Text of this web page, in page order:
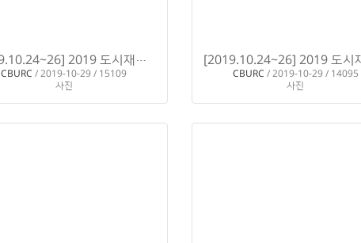
H [2019.10.24~26] 2019 도시재생한마당 in 순천Ⅱ H
CBURC / 2019-10-29 / 15109
사진
CBURC / 2019-10-29 / 14095
사진